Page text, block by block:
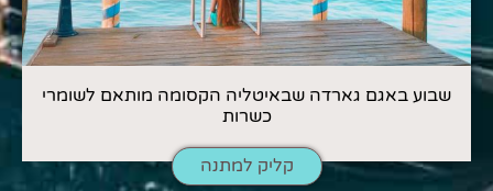
שבוע באגם גארדה שבאיטליה הקסומה מותאם לשומרי
כשרות
קליק למתנה